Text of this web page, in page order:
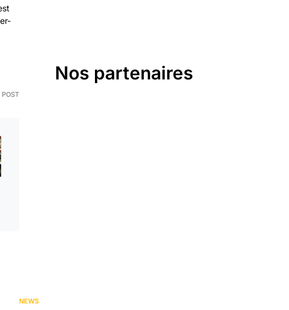
POST
Nos partenaires
NEWS